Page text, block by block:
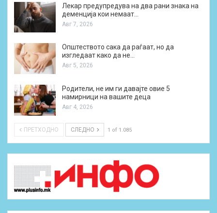
Лекар предупредува на два рани знака на
деменција кои немаат…
Авг 7, 2026
Општеството сака да раѓаат, но да
изгледаат како да не…
Авг 5, 2026
Родители, не им ги давајте овие 5
намирници на вашите деца
Авг 4, 2026
ПРЕТХОДНО СЛЕДНО 1 of 1.085